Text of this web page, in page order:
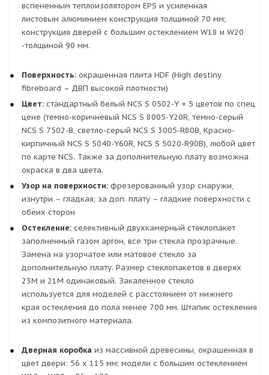
вспененным теплоизолятором EPS и усиленная
листовым алюминием конструкция толщиной 70 мм;
конструкция дверей с большим остеклением W18 и W20
-толщиной 90 мм.
Поверхность: окрашенная плита HDF (High destiny
fibreboard – ДВП высокой плотности)
Цвет: стандартный белый NCS S 0502-Y + 5 цветов по спец
цене (темно-коричневый NCS S 8005-Y20R, темно-серый
NCS S 7502-B, светло-серый NCS S 3005-R80B, Красно-
кирпичный NCS S 5040-Y60R, NCS S 5020-R90B), любой цвет
по карте NCS. Также за дополнительную плату возможна
окраска в два цвета.
Узор на поверхности: фрезерованный узор снаружи,
изнутри – гладкая; за доп. плату – гладкие поверхности с
обеих сторон
Остекление: селективный двухкамерный стеклопакет
заполненный газом аргон, все три стекла прозрачные.
Замена на узорчатое или матовое стекло за
дополнительную плату. Размер стеклопакетов в дверях
23М и 21М одинаковый. Закаленное стекло
используется для моделей с расстоянием от нижнего
края остекления до пола менее 700 мм. Штапик остекления
из композитного материала.
Дверная коробка из массивной древесины, окрашенная в
цвет двери: 56 х 115 мм; модели с большим остеклением